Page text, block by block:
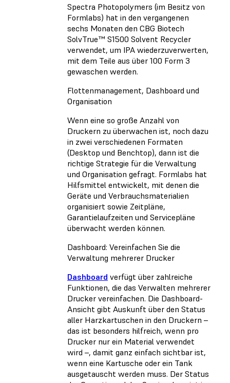
Spectra Photopolymers (im Besitz von
Formlabs) hat in den vergangenen
sechs Monaten den CBG Biotech
SolvTrue™ S1500 Solvent Recycler
verwendet, um IPA wiederzuverwerten,
mit dem Teile aus über 100 Form 3
gewaschen werden.
Flottenmanagement, Dashboard und
Organisation
Wenn eine so große Anzahl von
Druckern zu überwachen ist, noch dazu
in zwei verschiedenen Formaten
(Desktop und Benchtop), dann ist die
richtige Strategie für die Verwaltung
und Organisation gefragt. Formlabs hat
Hilfsmittel entwickelt, mit denen die
Geräte und Verbrauchsmaterialien
organisiert sowie Zeitpläne,
Garantielaufzeiten und Servicepläne
überwacht werden können.
Dashboard: Vereinfachen Sie die
Verwaltung mehrerer Drucker
Dashboard verfügt über zahlreiche
Funktionen, die das Verwalten mehrerer
Drucker vereinfachen. Die Dashboard-
Ansicht gibt Auskunft über den Status
aller Harzkartuschen in den Druckern –
das ist besonders hilfreich, wenn pro
Drucker nur ein Material verwendet
wird –, damit ganz einfach sichtbar ist,
wenn eine Kartusche oder ein Tank
ausgetauscht werden muss. Der Status